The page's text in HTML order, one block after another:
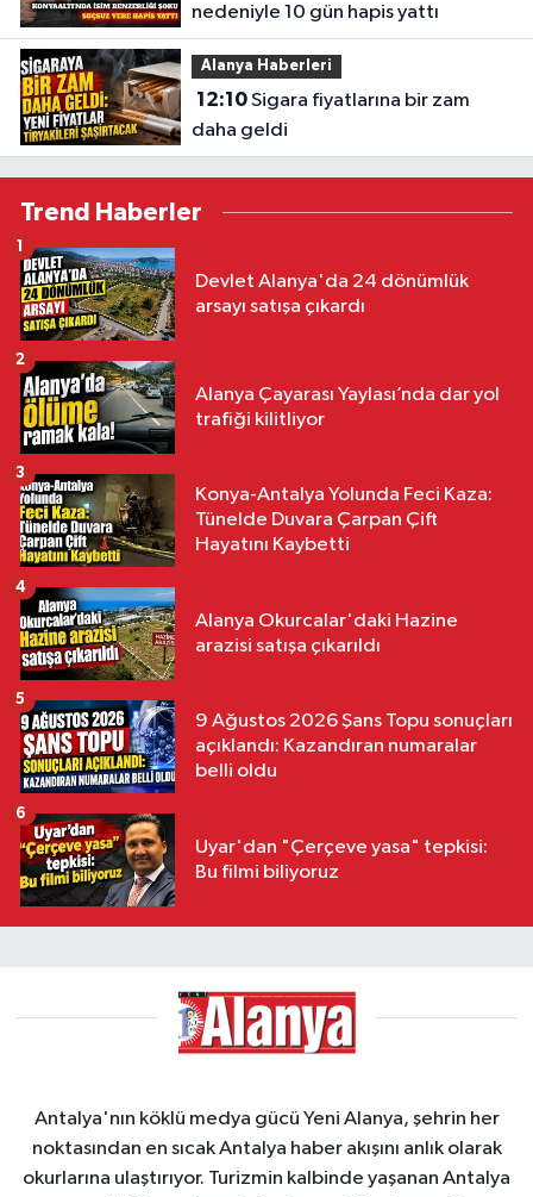
nedeniyle 10 gün hapis yattı
Alanya Haberleri
12:10Sigara fiyatlarına bir zam
daha geldi
Trend Haberler
Devlet Alanya'da 24 dönümlük
arsayı satışa çıkardı
1
Alanya Çayarası Yaylası’nda dar yol
trafiği kilitliyor
2
Konya-Antalya Yolunda Feci Kaza:
Tünelde Duvara Çarpan Çift
Hayatını Kaybetti
3
Alanya Okurcalar'daki Hazine
arazisi satışa çıkarıldı
4
9 Ağustos 2026 Şans Topu sonuçları
açıklandı: Kazandıran numaralar
belli oldu
5
Uyar'dan "Çerçeve yasa" tepkisi:
Bu filmi biliyoruz
6
Antalya'nın köklü medya gücü Yeni Alanya, şehrin her
noktasından en sıcak Antalya haber akışını anlık olarak
okurlarına ulaştırıyor. Turizmin kalbinde yaşanan Antalya